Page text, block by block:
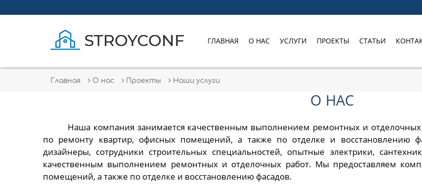
ГЛАВНАЯ О НАС УСЛУГИ ПРОЕКТЫ СТАТЬИ
Главная О нас Проекты Наши услуги
О НАС
Наша компания занимается качественным выполнением ремонтных и
по ремонту квартир, офисных помещений, а также по отделке и восстановлению
дизайнеры, сотрудники строительных специальностей, опытные электрики,
качественным выполнением ремонтных и отделочных работ. Мы предоставляем
помещений, а также по отделке и восстановлению фасадов.